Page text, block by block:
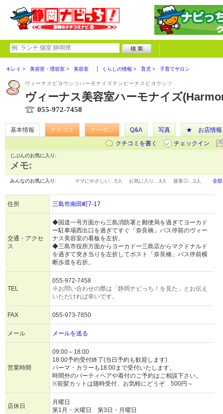
キレイ 美容室・理容室 美容室 くらしの情報 育児 子育てサロン
ヴィーナスビヨウシツハーモナイズテンビーナスビヨウシツ
ヴィーナス美容室ハーモナイズ
055-972-7458
基本情報 クチコミ クーポン Q&A 写真
★ お店情
クチコミを書く
チェックイン
じぶんのお気に入り:
メモ:
みんなのお気に入り: ママにやさしい… 5人 お気に入り… 3人 接客◎… 2人 全
住所 三島市南田町7-17
交通・アクセ
ス
◆国道一号方面から三島消防署と郵便局を過ぎてヨーカド
ー駐車場西出口を過ぎてすぐ「奈良橋」バス停前のヴィー
ナス美容室の看板を左折。
◆三島市役所方面からヨーカドー三島店からマクドナルド
を過ぎて突き当りを左折してポスト「奈良橋」バス停前横
断歩道を右折。
TEL
055-972-7458
※お問い合わせの際は「静岡ナビっち！を見た」とお伝え
いただければ幸いです。
FAX 055-973-7850
メール メールを送る
営業時間
09:00～18:00
18:00予約受付終了(当日予約も歓迎します)
パーマ・カラーも18:00まで受付いたします。
時間外のパーティヘアや着付のご予約はご相談下さい。
※前髪カットは随時受付、お気軽にどうぞ 500円～
店休日
月曜日
第1月・火曜日 第3日・月曜日